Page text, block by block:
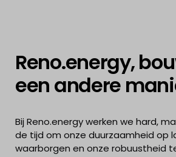
Reno.energy,
een andere
Bij Reno.energy werken we hard,
de tijd om onze duurzaamheid op
waarborgen en onze robuustheid